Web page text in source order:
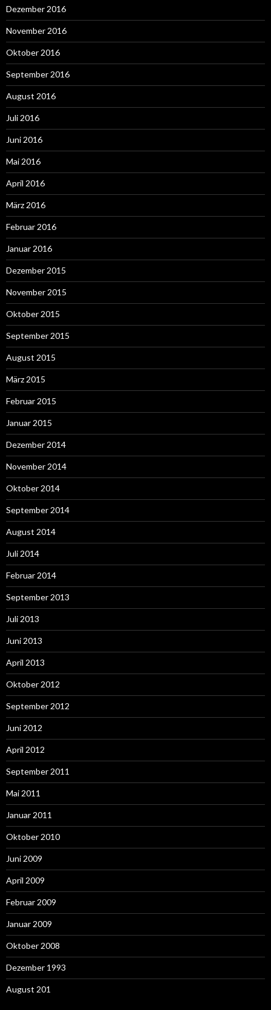
Dezember 2016
November 2016
Oktober 2016
September 2016
August 2016
Juli 2016
Juni 2016
Mai 2016
April 2016
März 2016
Februar 2016
Januar 2016
Dezember 2015
November 2015
Oktober 2015
September 2015
August 2015
März 2015
Februar 2015
Januar 2015
Dezember 2014
November 2014
Oktober 2014
September 2014
August 2014
Juli 2014
Februar 2014
September 2013
Juli 2013
Juni 2013
April 2013
Oktober 2012
September 2012
Juni 2012
April 2012
September 2011
Mai 2011
Januar 2011
Oktober 2010
Juni 2009
April 2009
Februar 2009
Januar 2009
Oktober 2008
Dezember 1993
August 201